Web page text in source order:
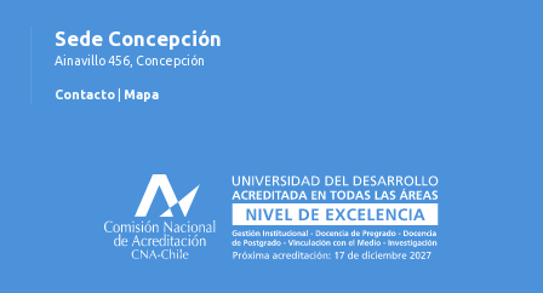
Sede Concepción
Ainavillo 456, Concepción
Contacto Mapa